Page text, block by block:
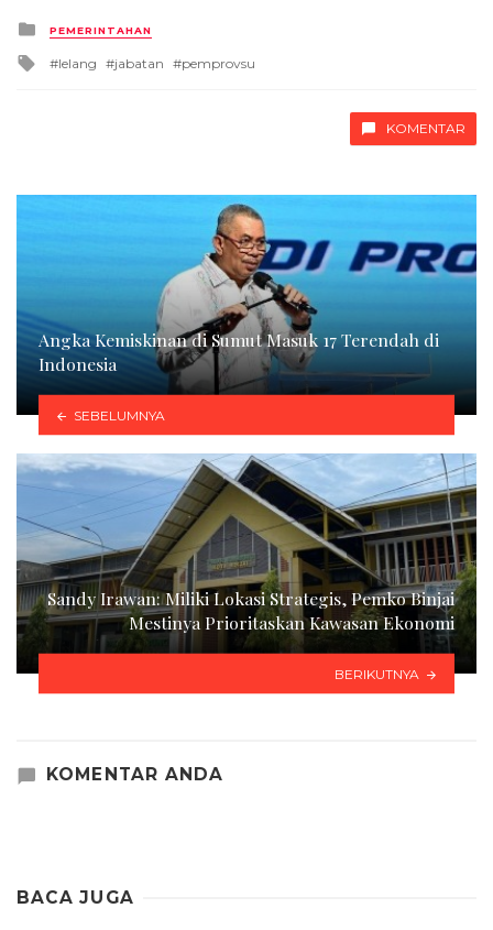
Posted
in
PEMERINTAHAN
Tagged
lelang jabatan pemprovsu
KOMENTAR
Angka Kemiskinan di Sumut Masuk 17 Terendah di
Indonesia
SEBELUMNYA
Sandy Irawan: Miliki Lokasi Strategis, Pemko Binjai
Mestinya Prioritaskan Kawasan Ekonomi
BERIKUTNYA
KOMENTAR ANDA
BACA JUGA